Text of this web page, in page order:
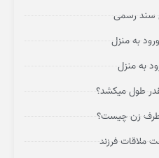
سند رسمی
به منزل
به منزل
طول میکشد؟
طرف زن چیست؟
ملاقات فرزند